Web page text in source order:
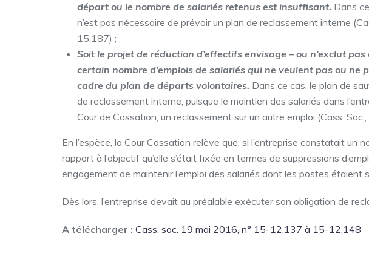
départ ou le nombre de salariés retenus est insuffisant. Dans
n’est pas nécessaire de prévoir un plan de reclassement interne
15.187) ;
Soit le projet de réduction d’effectifs envisage – ou n’exclut
certain nombre d’emplois de salariés qui ne veulent pas ou ne
cadre du plan de départs volontaires. Dans ce cas, le plan de
de reclassement interne, puisque le maintien des salariés dans
Cour de Cassation, un reclassement sur un autre emploi (Cass.
En l’espèce, la Cour Cassation relève que, si l’entreprise constatait un
rapport à l’objectif qu’elle s’était fixée en termes de suppressions
engagement de maintenir l’emploi des salariés dont les postes étaient
Dès lors, l’entreprise devait au préalable exécuter son obligation de
A télécharger : Cass. soc. 19 mai 2016, n° 15-12.137 à 15-12.148